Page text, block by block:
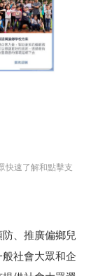
快速了解和點擊支
、推廣偏鄉兒
社會大眾和企